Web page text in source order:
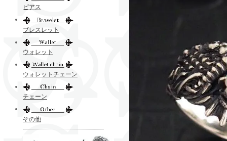
ピアス
ブレスレット
ウォレット
ウォレットチェーン
チェーン
その他